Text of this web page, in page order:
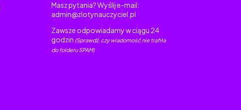
Masz pytania? Wyślij e-mail:
admin@zlotynauczyciel.pl
Zawsze odpowiadamy w ciągu 24
godzin (Sprawdź, czy wiadomość nie trafiła
do folderu SPAM)